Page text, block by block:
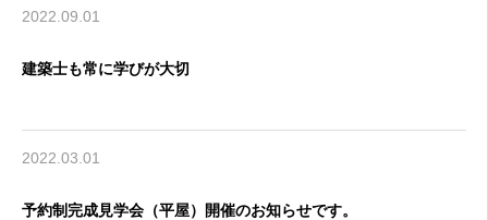
2022.09.01
建築士も常に学びが大切
2022.03.01
予約制完成見学会（平屋）開催のお知らせです。
イベント情報
会社概要